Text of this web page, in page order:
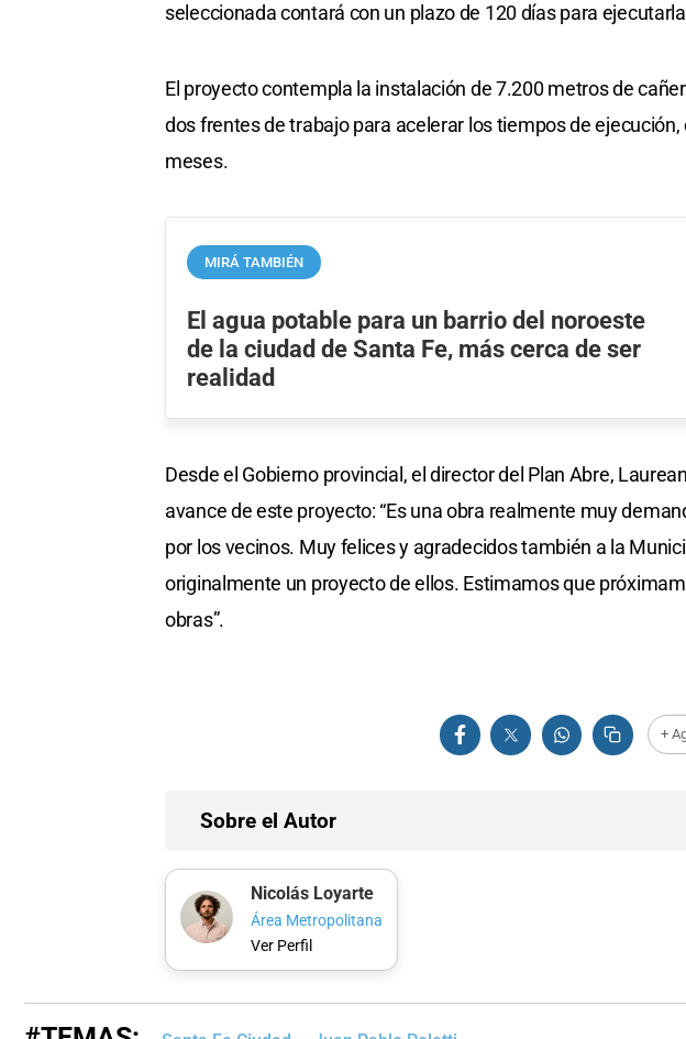
seleccionada contará con un plazo de 120 días para
El proyecto contempla la instalación de 7.200 metros de
dos frentes de trabajo para acelerar los tiempos de
meses.
MIRÁ TAMBIÉN
El agua potable para un barrio del noroeste
de la ciudad de Santa Fe, más cerca de ser
realidad
Desde el Gobierno provincial, el director del Plan Abre,
avance de este proyecto: “Es una obra realmente muy
por los vecinos. Muy felices y agradecidos también a la
originalmente un proyecto de ellos. Estimamos que
obras”.
+
Sobre el Autor
Nicolás Loyarte
Área Metropolitana
Ver Perfil